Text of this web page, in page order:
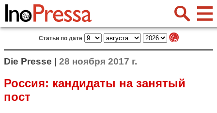
Статьи по дате
Die Presse | 28 ноября 2017 г.
Россия: кандидаты на занятый
пост